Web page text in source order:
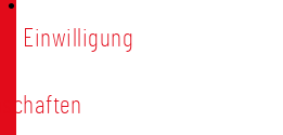
Einwilligung